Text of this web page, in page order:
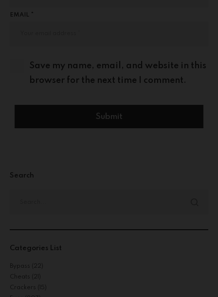
EMAIL *
Save my name, email, and website in this
browser for the next time I comment.
Search
Categories List
Bypass (22)
Cheats (21)
Crackers (15)